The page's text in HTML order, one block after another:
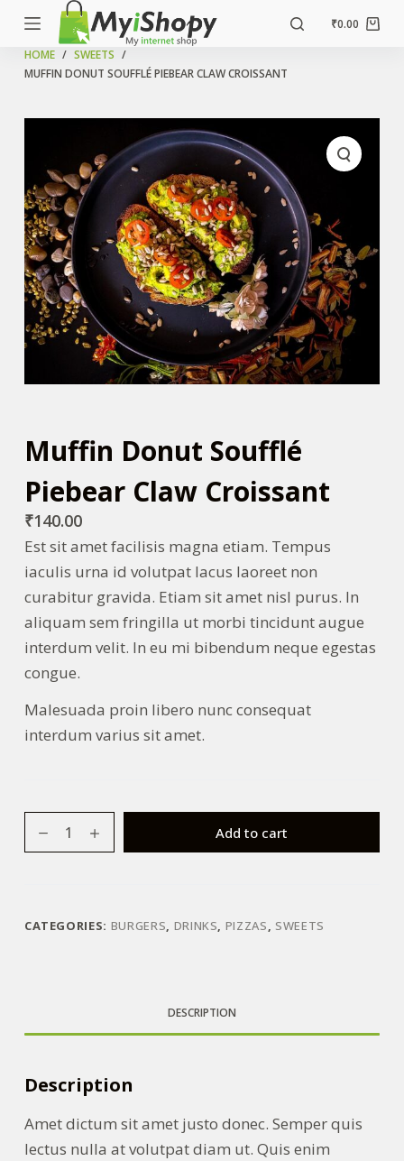
S
k
o
n
e
n
₹0.00
HOME / SWEETS /
MUFFIN DONUT SOUFFLÉ PIEBEAR CLAW CROISSANT
Muffin Donut Soufflé
Piebear Claw Croissant
₹140.00
Est sit amet facilisis magna etiam. Tempus
iaculis urna id volutpat lacus laoreet non
curabitur gravida. Etiam sit amet nisl purus. In
aliquam sem fringilla ut morbi tincidunt augue
interdum velit. In eu mi bibendum neque egestas
congue.
Malesuada proin libero nunc consequat
interdum varius sit amet.
Croissant
Add to cart
CATEGORIES: BURGERS, DRINKS, PIZZAS, SWEETS
DESCRIPTION
Description
Amet dictum sit amet justo donec. Semper quis
lectus nulla at volutpat diam ut. Quis enim